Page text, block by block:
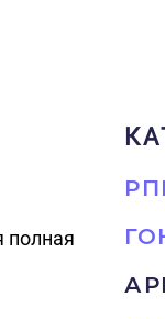
полная